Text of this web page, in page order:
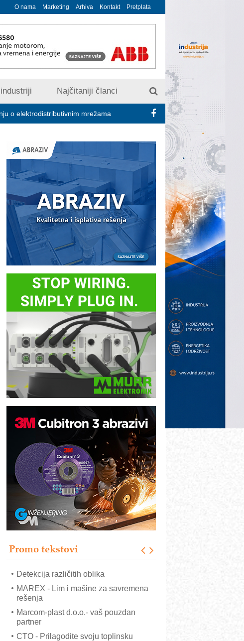
O nama Marketing Arhiva Kontakt Pretplata
Najčitaniji članci
mrežama – CIRED Srbija EVOKS Maintenance
Promo tekstovi
Trajna oznaka kao dugoročna korist
Bezbednost na prvom mestu!
IB BLUMENAUER - više od 40 godina
poverenja u industriji
RMQ-TITAN ADVANCED INDICATOR
– Pametna signalizacija za efikasnije
upravljanje mašinama
Sigurnije ispitivanje transformatora u
solarnim elektranama i vetroparkovima
COMBYPACK
ROSA i SCHUNK podižu proizvodnju
Detekcija različitih oblika
MAREX - Lim i mašine za savremena
rešenja
Marcom-plast d.o.o.- vaš pouzdan
partner
CTO - Prilagodite svoju toplinsku